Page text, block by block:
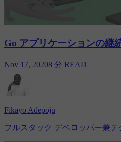
Go アプリケーションの継
Nov 17, 20208 分 READ
Fikayo Adepoju
フルスタック デベロッパー兼